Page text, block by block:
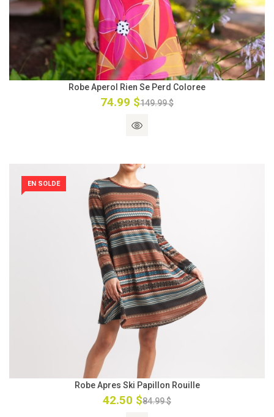
Robe Aperol Rien Se Perd Coloree
74.99 $149.99 $
EN SOLDE
Robe Apres Ski Papillon Rouille
42.50 $84.99 $